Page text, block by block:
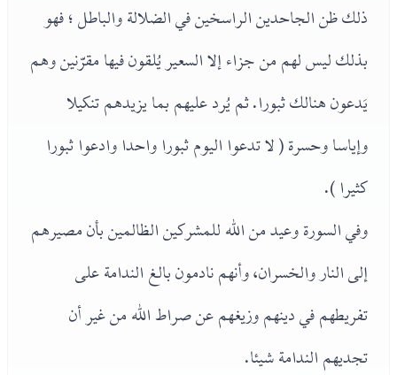
ذلك ظن الجاحدين الراسخين في الضلالة والباطل ؛ فهو
بذلك ليس لهم من جزاء إلا السعير يُلقون فيها مقرّنين وهم
يَدعون هنالك ثبورا. ثم يُرد عليهم بما يزيدهم تنكيلا
وإياسا وحسرة ( لا تدعوا اليوم ثبورا واحدا وادعوا ثبورا
كثيرا ).
وفي السورة وعيد من الله للمشركين الظالمين بأن مصيرهم
إلى النار والخسران، وأنهم نادمون بالغ الندامة على
تفريطهم في دينهم وزيغهم عن صراط الله من غير أن
تجديهم الندامة شيئا.